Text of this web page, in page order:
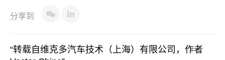
分享到
“转载自维克多汽车技术（上海）有限公司，作者